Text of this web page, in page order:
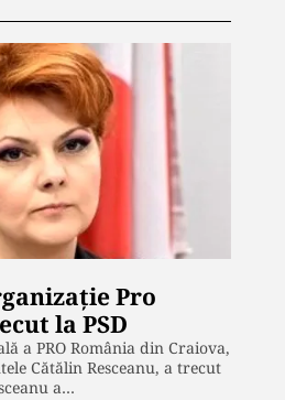
Pro
la PSD
a PRO România din Craiova,
Cătălin Resceanu, a trecut
a…